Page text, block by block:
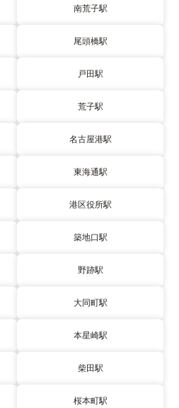
南荒子駅
尾頭橋駅
戸田駅
荒子駅
名古屋港駅
東海通駅
港区役所駅
築地口駅
野跡駅
大同町駅
本星崎駅
柴田駅
桜本町駅